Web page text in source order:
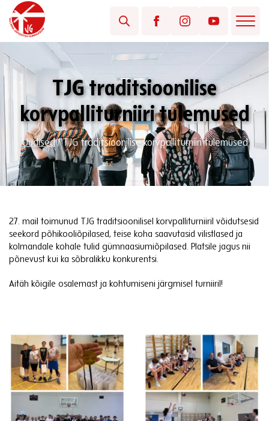
TJG traditsioonilise
korvpalliturniiri tulemused
Uudised/TJG traditsioonilise korvpalliturniiri tulemused
27. mail toimunud TJG traditsioonilisel korvpalliturniiril võidutsesid
seekord põhikooliõpilased, teise koha saavutasid vilistlased ja
kolmandale kohale tulid gümnaasiumiõpilased. Platsile jagus nii
põnevust kui ka sõbralikku konkurentsi.
Aitäh kõigile osalemast ja kohtumiseni järgmisel turniiril!